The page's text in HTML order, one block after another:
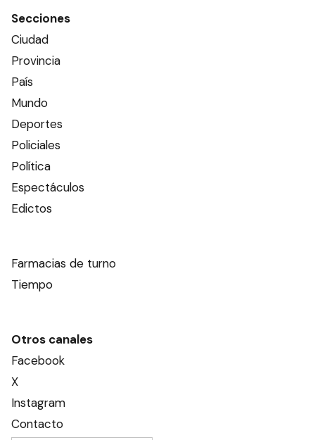
Secciones
Ciudad
Provincia
País
Mundo
Deportes
Policiales
Política
Espectáculos
Edictos
Farmacias de turno
Tiempo
Otros canales
Facebook
X
Instagram
Contacto